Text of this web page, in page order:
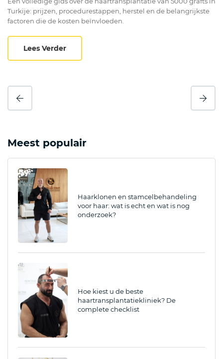
Turkije: prijzen, procedurestappen, herstel en de belangrijkste
factoren die de kosten beïnvloeden.
Lees VerderHaartransplantatie van 5000 grafts in
Meest populair
Haarklonen en stamcelbehandeling
voor haar: wat is echt en wat is nog
onderzoek?
Hoe kiest u de beste
haartransplantatiekliniek? De
complete checklist